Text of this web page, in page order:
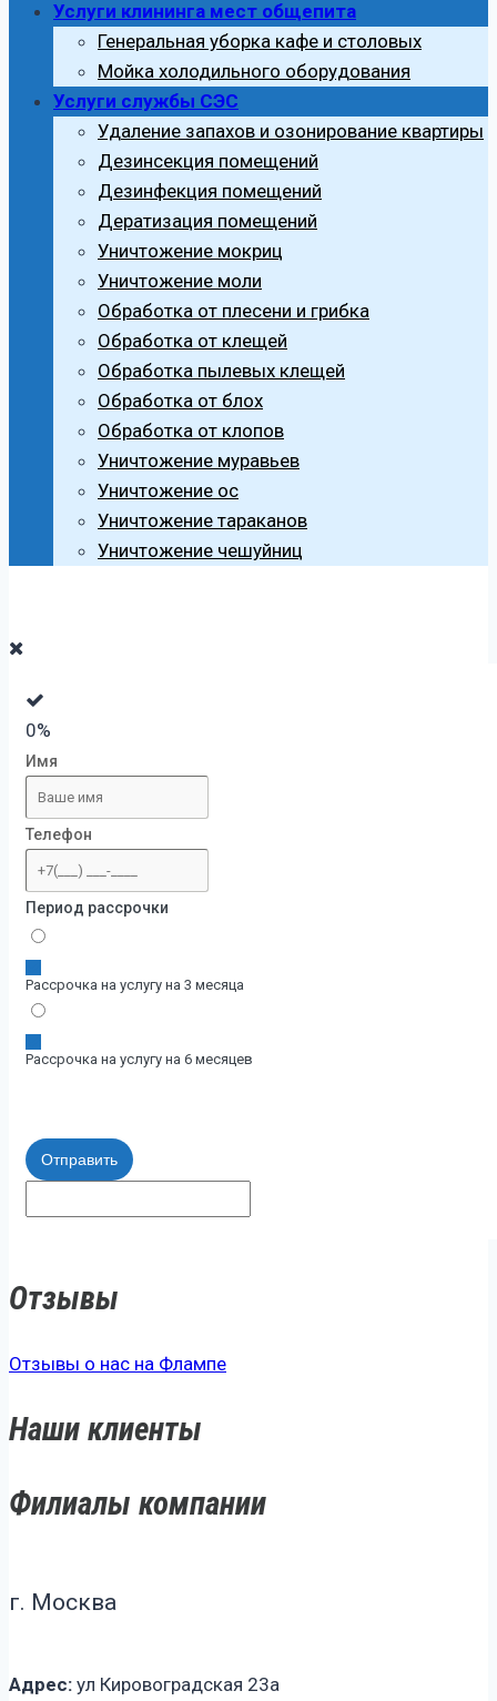
Услуги клининга мест общепита
Генеральная уборка кафе и столовых
Мойка холодильного оборудования
Услуги службы СЭС
Удаление запахов и озонирование квартиры
Дезинсекция помещений
Дезинфекция помещений
Дератизация помещений
Уничтожение мокриц
Уничтожение моли
Обработка от плесени и грибка
Обработка от клещей
Обработка пылевых клещей
Обработка от блох
Обработка от клопов
Уничтожение муравьев
Уничтожение ос
Уничтожение тараканов
Уничтожение чешуйниц
0%
Имя
Телефон
Период рассрочки
Рассрочка на услугу на 3 месяца
Рассрочка на услугу на 6 месяцев
Отправить
Отзывы
Отзывы о нас на Флампе
Наши клиенты
Филиалы компании
г. Москва
Адрес: ул Кировоградская 23а